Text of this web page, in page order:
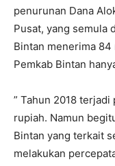
penurunan Dana
Pusat, yang semula
Bintan menerima 84
Pemkab Bintan
” Tahun 2018
rupiah. Namun
Bintan yang terkait
melakukan